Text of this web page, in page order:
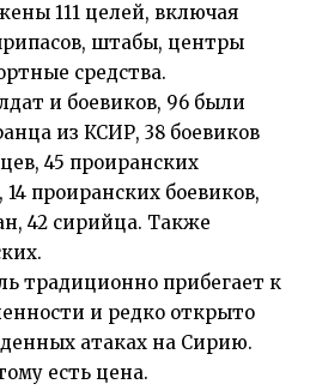
111 целей, включая
штабы, центры
средства.
и боевиков, 96 были
из КСИР, 38 боевиков
45 проиранских
проиранских боевиков,
42 сирийца. Также
традиционно прибегает к
и редко открыто
атаках на Сирию.
есть цена.